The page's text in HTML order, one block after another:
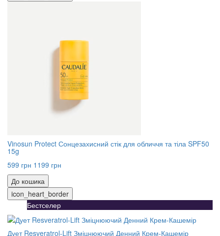
Vinosun Protect Сонцезахисний стік для обличчя та тіла SPF50
15g
599 грн 1199 грн
До кошика
icon_heart_border
Бестселер
Дует Resveratrol-Lift Зміцнюючий Денний Крем-Кашемір